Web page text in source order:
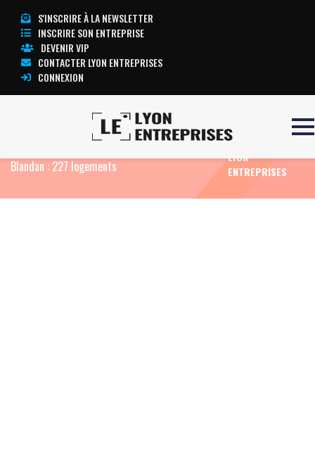
S'INSCRIRE À LA NEWSLETTER
INSCRIRE SON ENTREPRISE
DEVENIR VIP
CONTACTER LYON ENTREPRISES
CONNEXION
Bientôt une résidence
Blandan : 227 logements
TOUTE
L’ACTUALITÉ
LYON
ENTREPRISES